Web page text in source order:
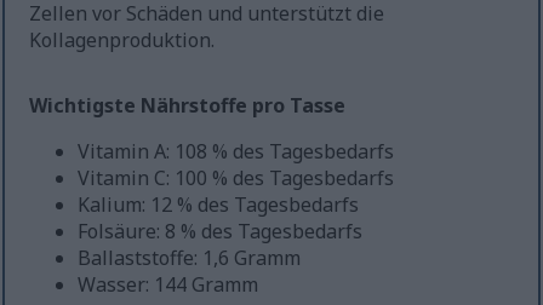
Zellen vor Schäden und unterstützt die
Kollagenproduktion.
Wichtigste Nährstoffe pro Tasse
Vitamin A: 108 % des Tagesbedarfs
Vitamin C: 100 % des Tagesbedarfs
Kalium: 12 % des Tagesbedarfs
Folsäure: 8 % des Tagesbedarfs
Ballaststoffe: 1,6 Gramm
Wasser: 144 Gramm